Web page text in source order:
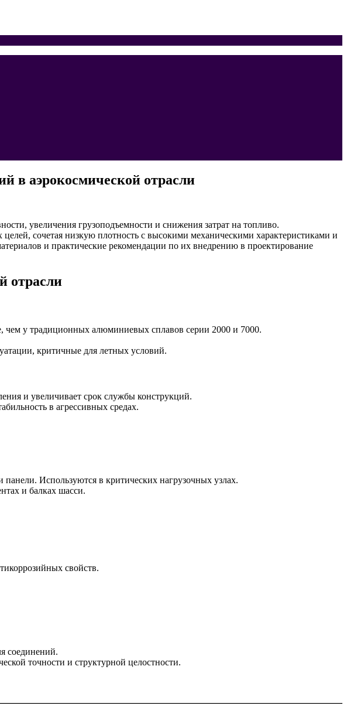
в аэрокосмической отрасли
увеличения грузоподъемности и снижения затрат на топливо.
сочетая низкую плотность с высокими механическими характеристиками и
и практические рекомендации по их внедрению в проектирование
отрасли
чем у традиционных алюминиевых сплавов серии 2000 и 7000.
критичные для летных условий.
и увеличивает срок службы конструкций.
в агрессивных средах.
Используются в критических нагрузочных узлах.
и балках шасси.
свойств.
соединений.
точности и структурной целостности.